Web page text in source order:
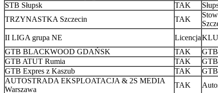
STB Słupsk
TAK
TRZYNASTKA Szczecin
TAK
II LIGA grupa NE
Licencja
GTB BLACKWOOD GDAŃSK
TAK
GTB ATUT Rumia
TAK
GTB Expres z Kaszub
TAK
AUTOSTRADA EKSPLOATACJA & 2S MEDIA
Warszawa
TAK